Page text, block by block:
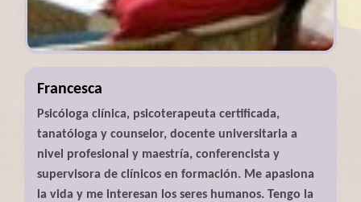
Francesca
Psicóloga clínica, psicoterapeuta certificada,
tanatóloga y counselor, docente universitaria a
nivel profesional y maestría, conferencista y
supervisora de clínicos en formación. Me apasiona
la vida y me interesan los seres humanos. Tengo la